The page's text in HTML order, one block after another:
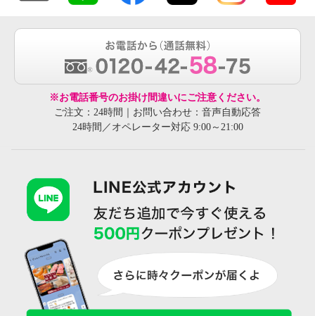
※お電話番号のお掛け間違いにご注意ください。
ご注文：24時間｜お問い合わせ：音声自動応答
24時間／オペレーター対応 9:00～21:00